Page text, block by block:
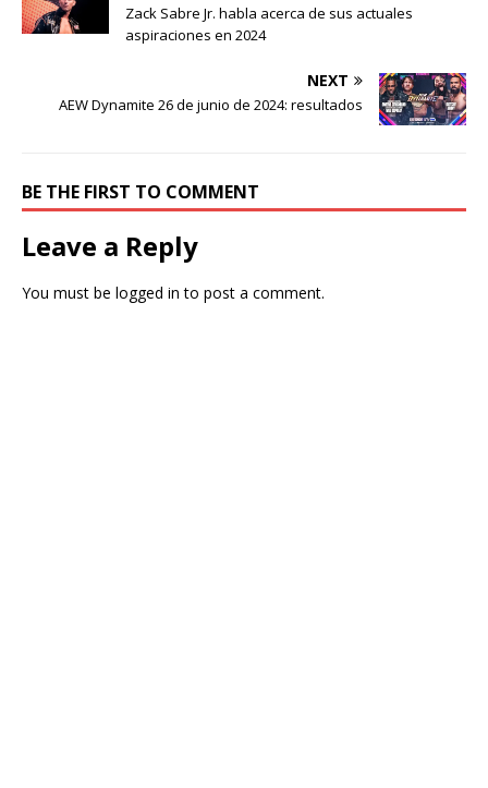
Zack Sabre Jr. habla acerca de sus actuales
aspiraciones en 2024
NEXT
AEW Dynamite 26 de junio de 2024: resultados
BE THE FIRST TO COMMENT
Leave a Reply
You must be logged in to post a comment.